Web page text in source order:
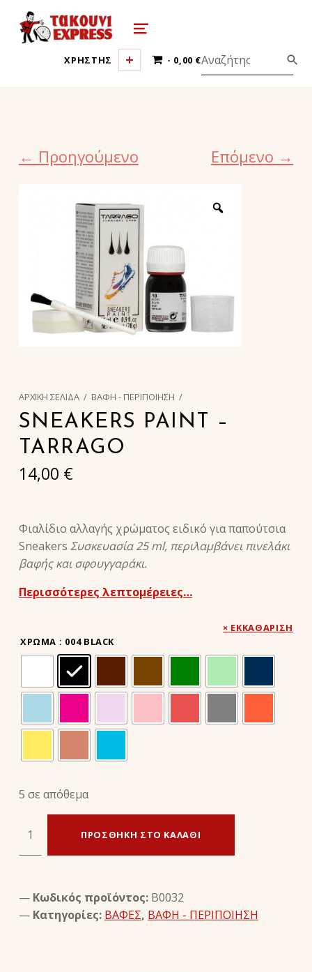
τακούνι εξπρές αθήνα-takoyni
MENU
ΧΡΗΣΤΗΣ
0 ΠΡΟΪΌΝΤΑ
0,00 €
← Προηγούμενο Επόμενο →
ΑΡΧΙΚΉ ΣΕΛΊΔΑ / ΒΑΦΗ - ΠΕΡΙΠΟΙΗΣΗ /
SNEAKERS PAINT –
TARRAGO
14,00 €
Φιαλίδιο αλλαγής χρώματος ειδικό για παπούτσια
Sneakers Συσκευασία 25 ml, περιλαμβάνει πινελάκι
βαφής και σφουγγαράκι.
Περισσότερες λεπτομέρειες…
ΧΡΏΜΑ : 004 BLACK
ΕΚΚΑΘΆΡΙΣΗ
5 σε απόθεμα
Sneakers Paint - Tarrago ποσότητα
ΠΡΟΣΘΉΚΗ ΣΤΟ ΚΑΛΆΘΙ
Κωδικός προϊόντος: B0032
Κατηγορίες: ΒΑΦΕΣ, ΒΑΦΗ - ΠΕΡΙΠΟΙΗΣΗ